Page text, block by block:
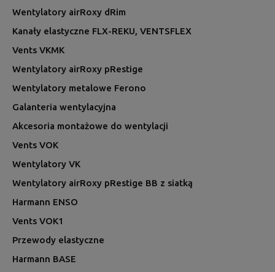
Wentylatory airRoxy dRim
Kanały elastyczne FLX-REKU, VENTSFLEX
Vents VKMK
Wentylatory airRoxy pRestige
Wentylatory metalowe Ferono
Galanteria wentylacyjna
Akcesoria montażowe do wentylacji
Vents VOK
Wentylatory VK
Wentylatory airRoxy pRestige BB z siatką
Harmann ENSO
Vents VOK1
Przewody elastyczne
Harmann BASE